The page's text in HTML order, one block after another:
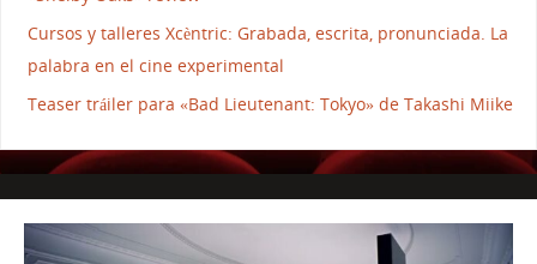
Cursos y talleres Xcèntric: Grabada, escrita, pronunciada. La
palabra en el cine experimental
Teaser tráiler para «Bad Lieutenant: Tokyo» de Takashi Miike